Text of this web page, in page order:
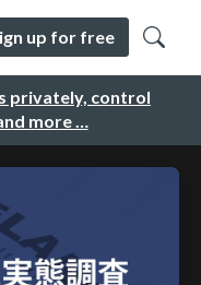
privately, control
more …
up for free